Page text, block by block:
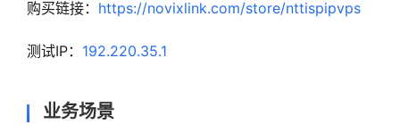
购买链接： https://novixlink.com/store/nttispipvps
测试IP： 192.220.35.1
业务场景